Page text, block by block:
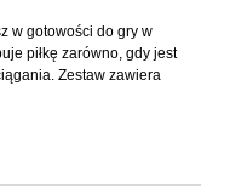
w gotowości do gry w
piłkę zarówno, gdy jest
Zestaw zawiera